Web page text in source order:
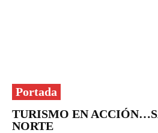
Portada
TURISMO EN
NORTE